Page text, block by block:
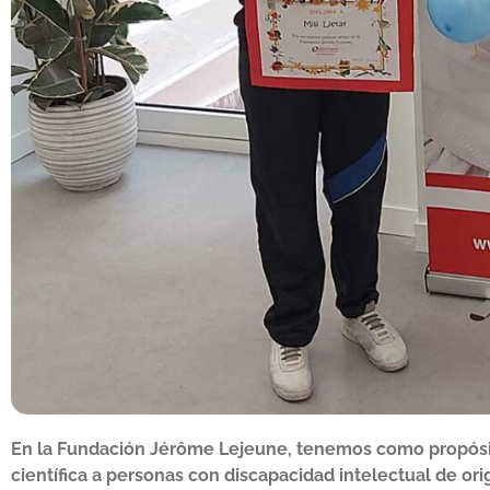
En la Fundación Jérôme Lejeune, tenemos como
científica a personas con discapacidad intelectual de